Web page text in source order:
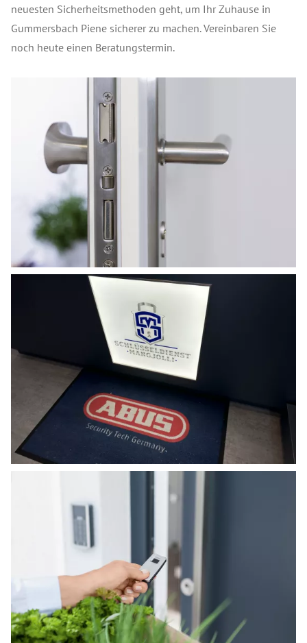
neuesten Sicherheitsmethoden geht, um Ihr Zuhause in
Gummersbach Piene sicherer zu machen. Vereinbaren Sie
noch heute einen Beratungstermin.